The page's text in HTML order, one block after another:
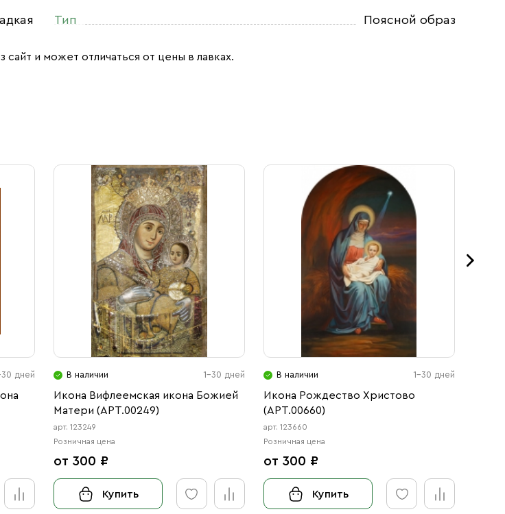
Тип Поясной образ
и может отличаться от цены в лавках.
30 дней В наличии 1-30 дней
Икона Вифлеемская икона Божией
Матери (АРТ.00249)
арт. 123249
Розничная цена
от 300 ₽
Купить
В наличии 1-30 дней
Икона Рождество Христово
(АРТ.00660)
арт. 123660
Розничная цена
от 300 ₽
Купить